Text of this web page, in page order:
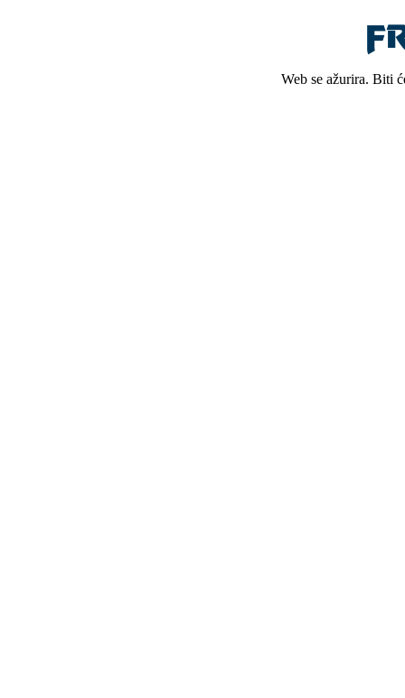
Web se ažurira. Biti